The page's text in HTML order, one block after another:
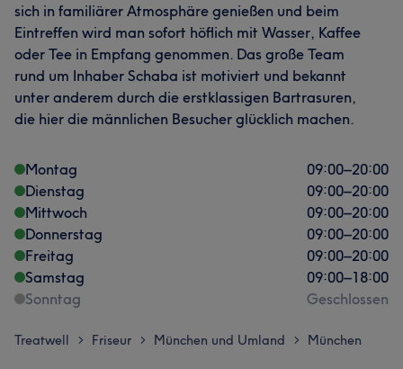
sich in familiärer Atmosphäre genießen und beim
Eintreffen wird man sofort höflich mit Wasser, Kaffee
oder Tee in Empfang genommen. Das große Team
rund um Inhaber Schaba ist motiviert und bekannt
unter anderem durch die erstklassigen Bartrasuren,
die hier die männlichen Besucher glücklich machen.
Montag 09:00–20:00
Dienstag
09:00–20:00
Mittwoch
09:00–20:00
Donnerstag
09:00–20:00
Freitag
09:00–20:00
Samstag
09:00–18:00
Sonntag
Geschlossen
Treatwell > Friseur > München und Umland > München